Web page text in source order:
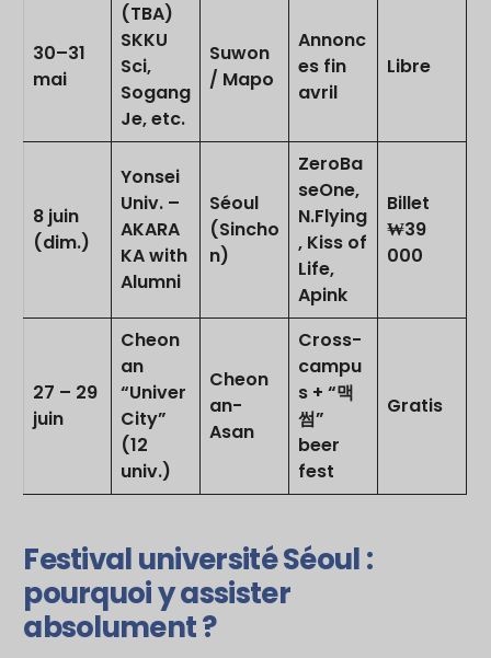
30–31
mai
(TBA)
SKKU
Sci,
Sogang
Je, etc.
Suwon
/ Mapo
Annonc
es fin
avril
Libre
8 juin
(dim.)
Yonsei
Univ. –
AKARA
KA with
Alumni
Séoul
(Sincho
n)
ZeroBa
seOne,
N.Flying
, Kiss of
Life,
Apink
Billet
₩39
000
27 – 29
juin
Cheon
an
“Univer
City”
(12
univ.)
Cheon
an-
Asan
Cross-
campu
s + “맥
썸”
beer
fest
Gratis
Festival université Séoul :
pourquoi y assister
absolument ?